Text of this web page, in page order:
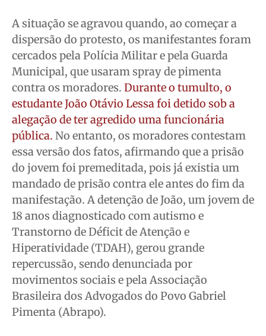
A situação se agravou quando, ao começar a
dispersão do protesto, os manifestantes foram
cercados pela Polícia Militar e pela Guarda
Municipal, que usaram spray de pimenta
contra os moradores. Durante o tumulto, o
estudante João Otávio Lessa foi detido sob a
alegação de ter agredido uma funcionária
pública. No entanto, os moradores contestam
essa versão dos fatos, afirmando que a prisão
do jovem foi premeditada, pois já existia um
mandado de prisão contra ele antes do fim da
manifestação. A detenção de João, um jovem de
18 anos diagnosticado com autismo e
Transtorno de Déficit de Atenção e
Hiperatividade (TDAH), gerou grande
repercussão, sendo denunciada por
movimentos sociais e pela Associação
Brasileira dos Advogados do Povo Gabriel
Pimenta (Abrapo).